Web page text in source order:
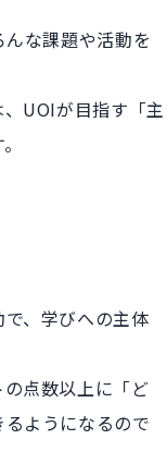
な課題や活動を
UOIが目指す「主
、学びへの主体
点数以上に「ど
ようになるので